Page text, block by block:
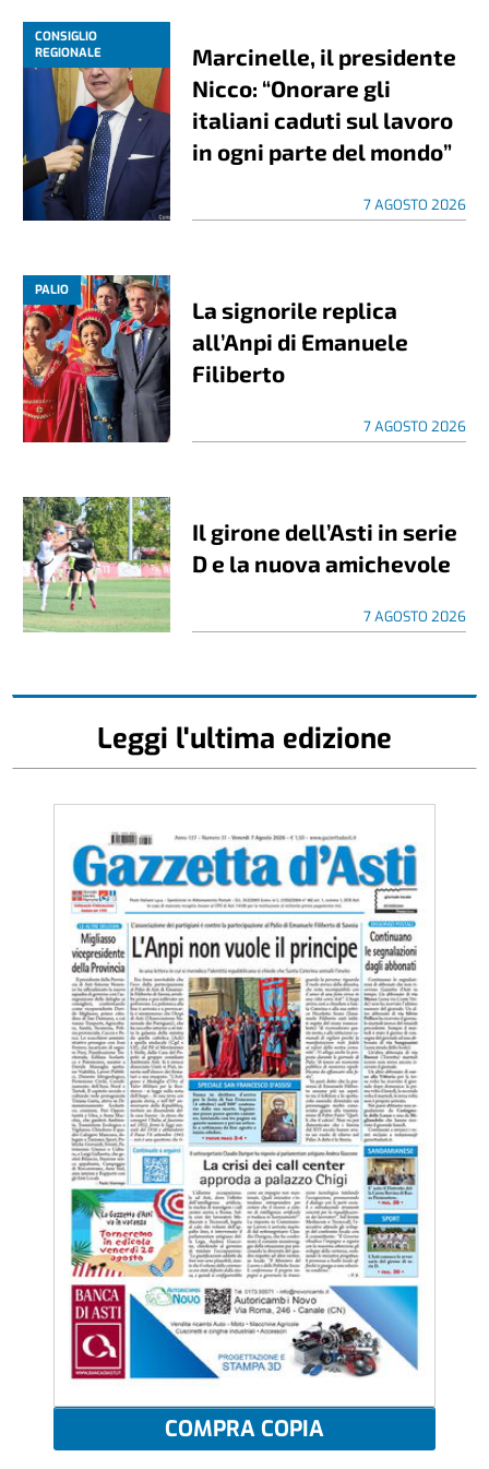
CONSIGLIO
REGIONALE
Marcinelle, il presidente
Nicco: “Onorare gli
italiani caduti sul lavoro
in ogni parte del mondo”
7 AGOSTO 2026
PALIO
La signorile replica
all’Anpi di Emanuele
Filiberto
7 AGOSTO 2026
Il girone dell’Asti in serie
D e la nuova amichevole
7 AGOSTO 2026
Leggi l'ultima edizione
COMPRA COPIA